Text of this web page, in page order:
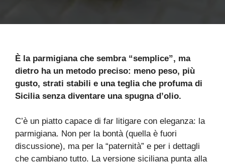
È la parmigiana che sembra “semplice”, ma
dietro ha un metodo preciso: meno peso, più
gusto, strati stabili e una teglia che profuma di
Sicilia senza diventare una spugna d’olio.
C’è un piatto capace di far litigare con eleganza: la
parmigiana. Non per la bontà (quella è fuori
discussione), ma per la “paternità” e per i dettagli
che cambiano tutto. La versione siciliana punta alla